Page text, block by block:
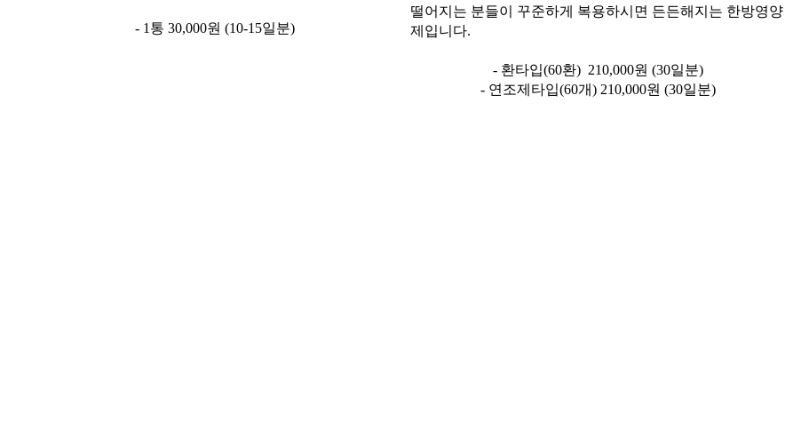
- 1통 30,000원 (10-15일분)
떨어지는 분들이 꾸준하게 복용하시면 든든해지는 한방영양
제입니다.
- 환타입(60환) 210,000원 (30일분)
- 연조제타입(60개) 210,000원 (30일분)